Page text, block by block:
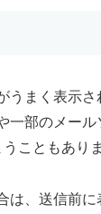
うまく表示さ
一部のメー
こともありま
は、送信前に